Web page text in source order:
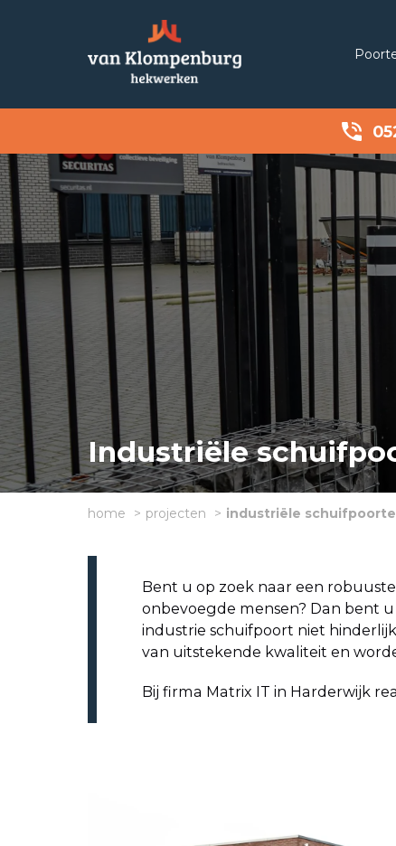
Industriële
home projecten industriële
Bent u op zoek naar een
onbevoegde mensen? Dan bent
industrie schuifpoort niet
van uitstekende kwaliteit en
Bij firma Matrix IT in Harderwijk